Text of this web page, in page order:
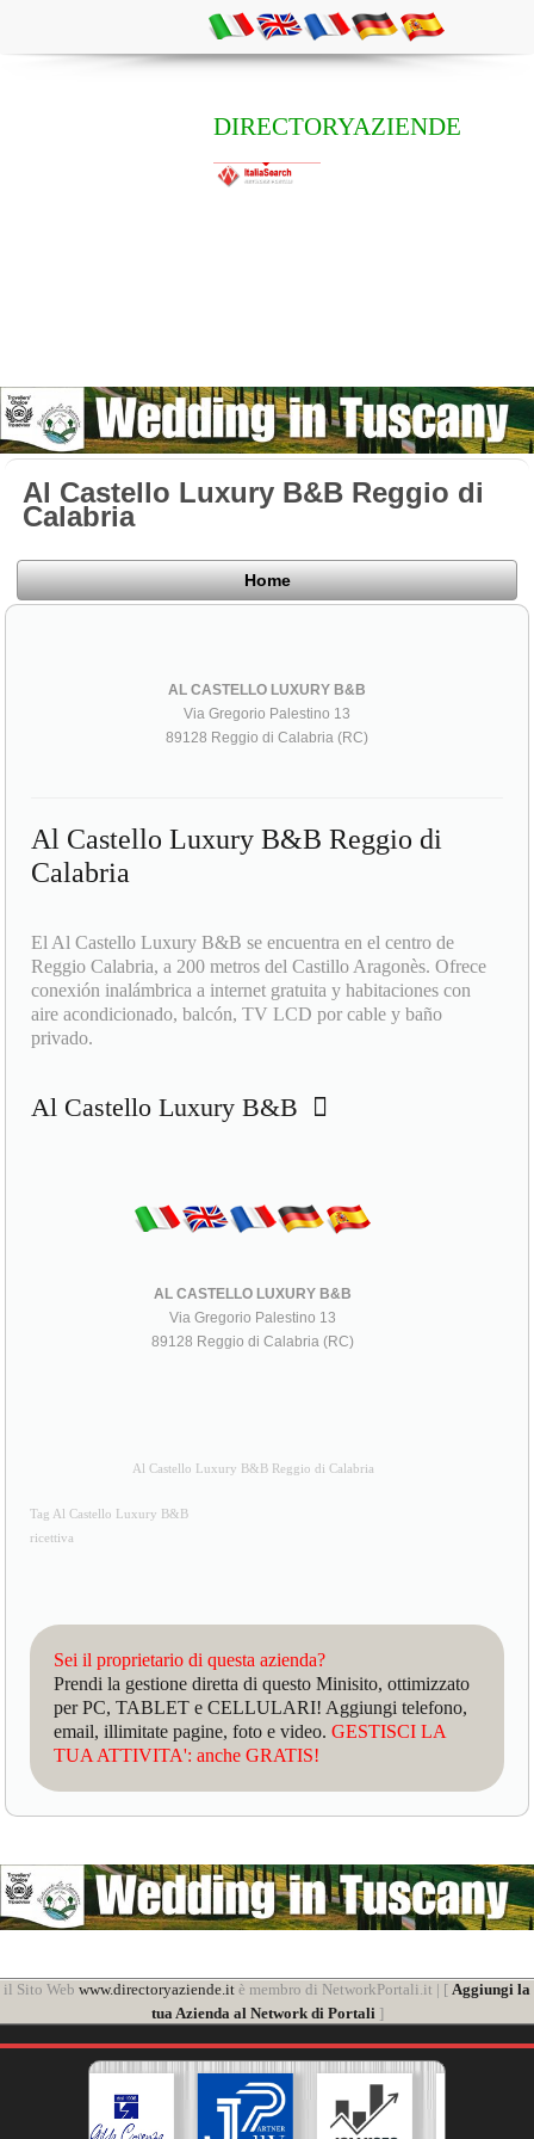
DIRECTORYAZIENDE
Al Castello Luxury B&B Reggio di
Calabria
Home
AL CASTELLO LUXURY B&B
Via Gregorio Palestino 13
89128 Reggio di Calabria (RC)
Al Castello Luxury B&B Reggio di
Calabria
El Al Castello Luxury B&B se encuentra en el centro de
Reggio Calabria, a 200 metros del Castillo Aragonès. Ofrece
conexión inalámbrica a internet gratuita y habitaciones con
aire acondicionado, balcón, TV LCD por cable y baño
privado.
Al Castello Luxury B&B
AL CASTELLO LUXURY B&B
Via Gregorio Palestino 13
89128 Reggio di Calabria (RC)
Al Castello Luxury B&B Reggio di Calabria
Tag Al Castello Luxury B&B
ricettiva
Sei il proprietario di questa azienda?
Prendi la gestione diretta di questo Minisito, ottimizzato
per PC, TABLET e CELLULARI! Aggiungi telefono,
email, illimitate pagine, foto e video.GESTISCI LA
TUA ATTIVITA': anche GRATIS!
il Sito Web www.directoryaziende.it è membro di NetworkPortali.it | [ Aggiungi la
tua Azienda al Network di Portali]